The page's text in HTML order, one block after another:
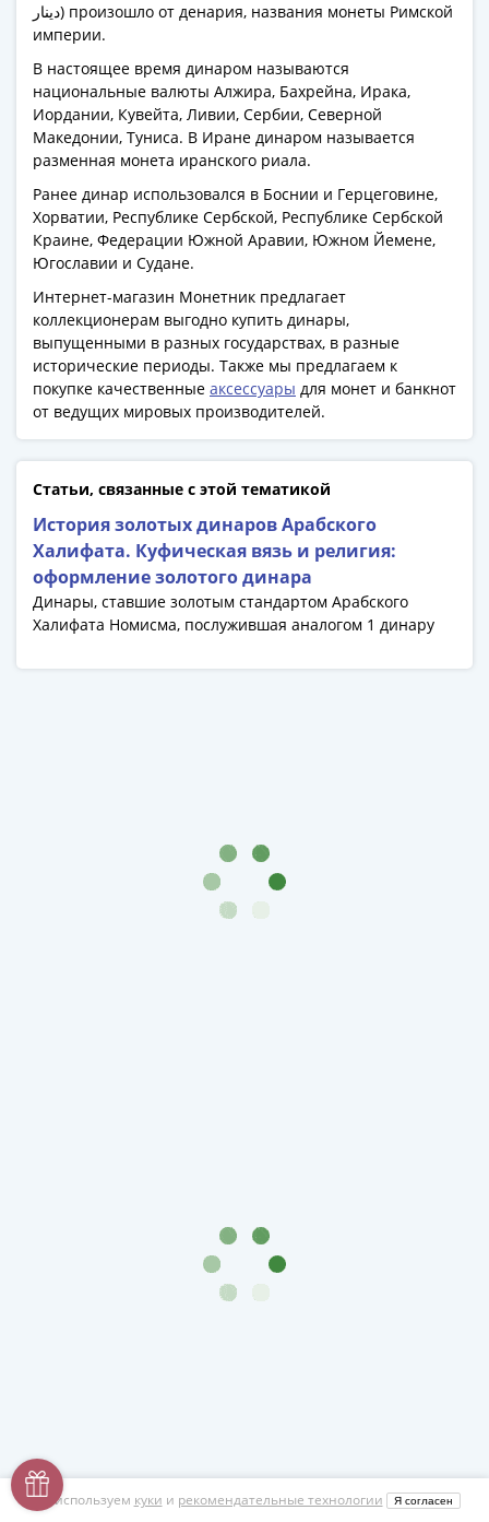
دينار‎) произошло от денария, названия монеты Римской
империи.
В настоящее время динаром называются
национальные валюты Алжира, Бахрейна, Ирака,
Иордании, Кувейта, Ливии, Сербии, Северной
Македонии, Туниса. В Иране динаром называется
разменная монета иранского риала.
Ранее динар использовался в Боснии и Герцеговине,
Хорватии, Республике Сербской, Республике Сербской
Краине, Федерации Южной Аравии, Южном Йемене,
Югославии и Судане.
Интернет-магазин Монетник предлагает
коллекционерам выгодно купить динары,
выпущенными в разных государствах, в разные
исторические периоды. Также мы предлагаем к
покупке качественные аксессуары для монет и банкнот
от ведущих мировых производителей.
Статьи, связанные с этой тематикой
История золотых динаров Арабского
Халифата. Куфическая вязь и религия:
оформление золотого динара
Динары, ставшие золотым стандартом Арабского
Халифата Номисма, послужившая аналогом 1 динару
Мы используем куки и рекомендательные технологии Я согласен